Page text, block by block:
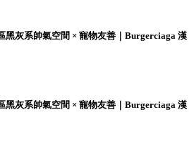
黑灰系帥氣空間 × 寵物友善｜Burgerciaga 漢
黑灰系帥氣空間 × 寵物友善｜Burgerciaga 漢